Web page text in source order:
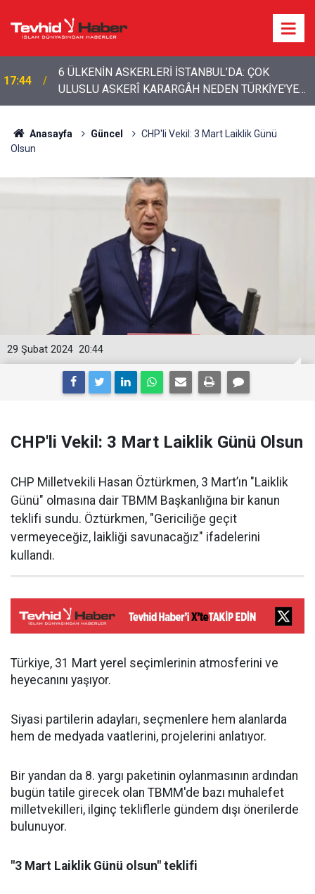
15:01 İran’dan bölgeye çağrı: Yabancı güçler çıkarılmalı
Anasayfa Güncel
CHP'li Vekil: 3 Mart Laiklik Günü
Olsun
20:44
29 Şubat 2024
CHP'li Vekil: 3 Mart Laiklik Günü Olsun
CHP Milletvekili Hasan Öztürkmen, 3 Mart’ın "Laiklik
Günü" olmasına dair TBMM Başkanlığına bir kanun
teklifi sundu. Öztürkmen, "Gericiliğe geçit
vermeyeceğiz, laikliği savunacağız" ifadelerini
kullandı.
Türkiye, 31 Mart yerel seçimlerinin atmosferini ve
heyecanını yaşıyor.
Siyasi partilerin adayları, seçmenlere hem alanlarda
hem de medyada vaatlerini, projelerini anlatıyor.
Bir yandan da 8. yargı paketinin oylanmasının ardından
bugün tatile girecek olan TBMM'de bazı muhalefet
milletvekilleri, ilginç tekliflerle gündem dışı önerilerde
bulunuyor.
"3 Mart Laiklik Günü olsun" teklifi